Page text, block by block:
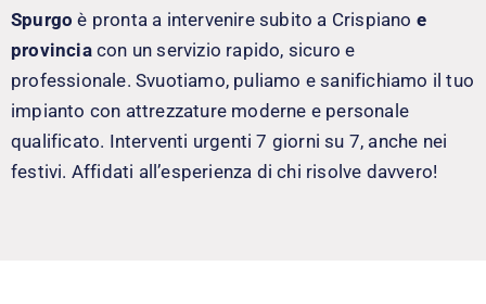
Spurgo è pronta a intervenire subito a Crispiano e
provinciacon un servizio rapido, sicuro e
professionale. Svuotiamo, puliamo e sanifichiamo il tuo
impianto con attrezzature moderne e personale
qualificato. Interventi urgenti 7 giorni su 7, anche nei
festivi. Affidati all’esperienza di chi risolve davvero!